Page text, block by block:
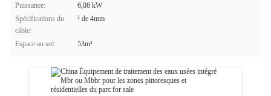
Puissance:
6,86 kW
Spécifications du
câble:
² de 4mm
Espace au sol: 53m²